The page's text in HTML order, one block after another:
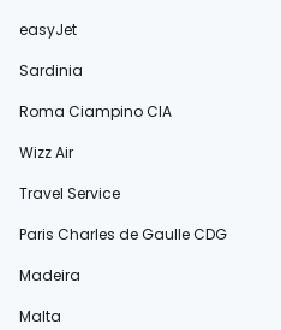
easyJet
Sardinia
Roma Ciampino CIA
Wizz Air
Travel Service
Paris Charles de Gaulle CDG
Madeira
Malta